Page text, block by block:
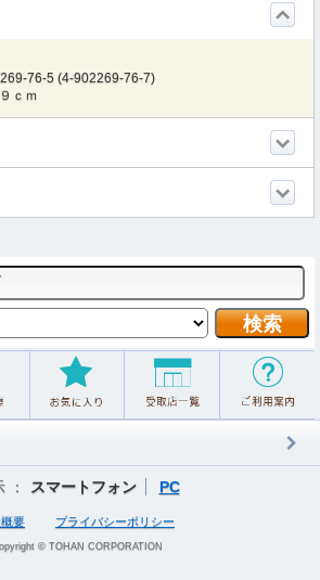
76-5 (4-902269-76-7)
ｃｍ
： スマートフォン PC
要 プライバシーポリシー
© TOHAN CORPORATION